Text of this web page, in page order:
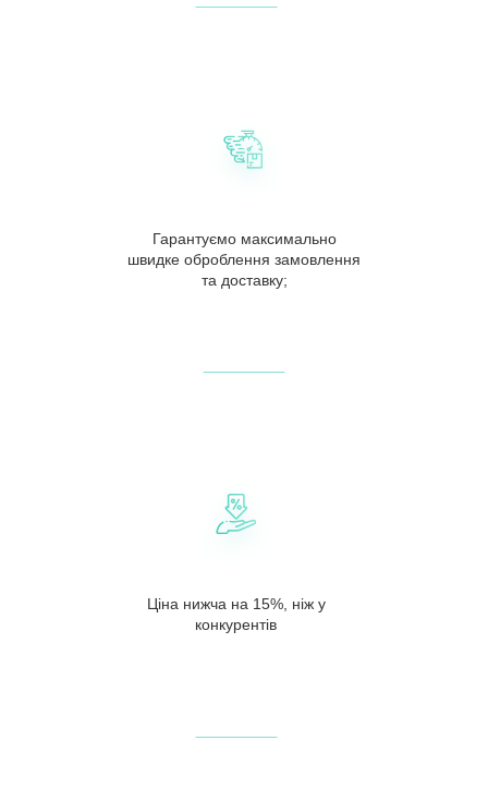
Гарантуємо максимально
швидке оброблення замовлення
та доставку;
Ціна нижча на 15%, ніж у
конкурентів